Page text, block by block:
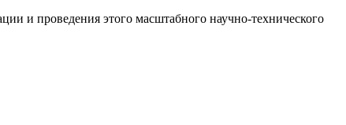
и проведения этого масштабного научно-технического